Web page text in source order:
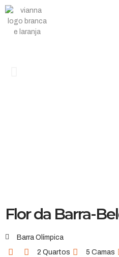
Flor da Barra-
Barra Olímpica
2 Quartos
5 Camas